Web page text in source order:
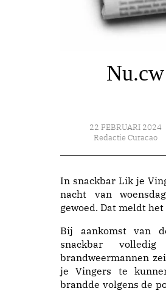
22 FEBRUARI 2024
Redactie Curacao
In snackbar Lik je
nacht van
gewoed. Dat meldt
Bij aankomst van
snackbar
brandweermannen
je Vingers te
brandde volgens de